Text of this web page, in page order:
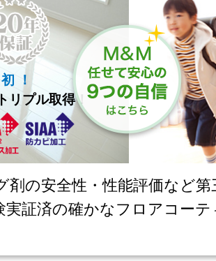
！
リプル取得！
剤の安全性・性能評価など
実証済の確かなフロアコー